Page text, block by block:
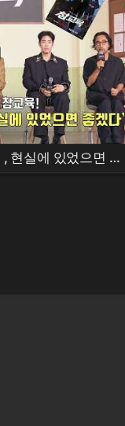
, 현실에 있었으면 좋
] 제작발표회 | Teach